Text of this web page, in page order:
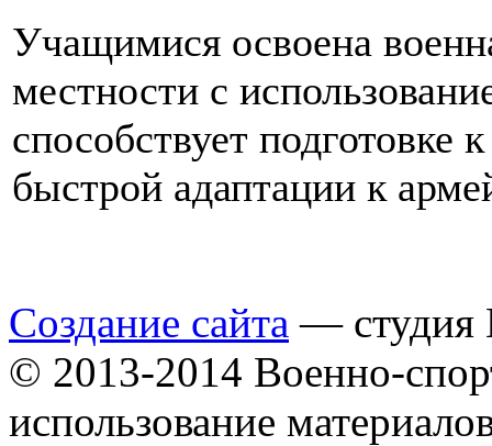
Учащимися освоена
местности с
способствует
быстрой адаптации к
Создание сайта — студия
© 2013-2014 Военно-
использование